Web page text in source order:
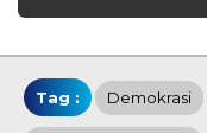
Tag : Demokrasi